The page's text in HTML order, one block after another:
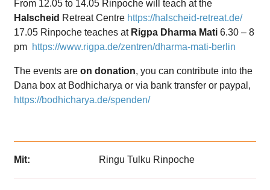
From 12.05 to 14.05 Rinpoche will teach at the
Halscheid Retreat Centre https://halscheid-retreat.de/
17.05 Rinpoche teaches at Rigpa Dharma Mati 6.30 – 8
pm https://www.rigpa.de/zentren/dharma-mati-berlin
The events are on donation, you can contribute into the
Dana box at Bodhicharya or via bank transfer or paypal,
https://bodhicharya.de/spenden/
Mit: Ringu Tulku Rinpoche